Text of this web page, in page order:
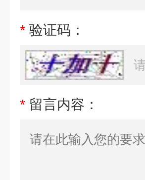
* 验证码：
* 留言内容：